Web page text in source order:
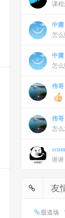
课
中庸
怎么
中庸
怎么
伟哥
伟哥
怎么
谢谢
友
股道场